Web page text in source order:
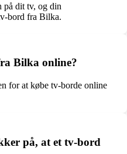
på dit tv, og din
bord fra Bilka.
Bilka online?
for at købe tv-borde online
på, at et tv-bord